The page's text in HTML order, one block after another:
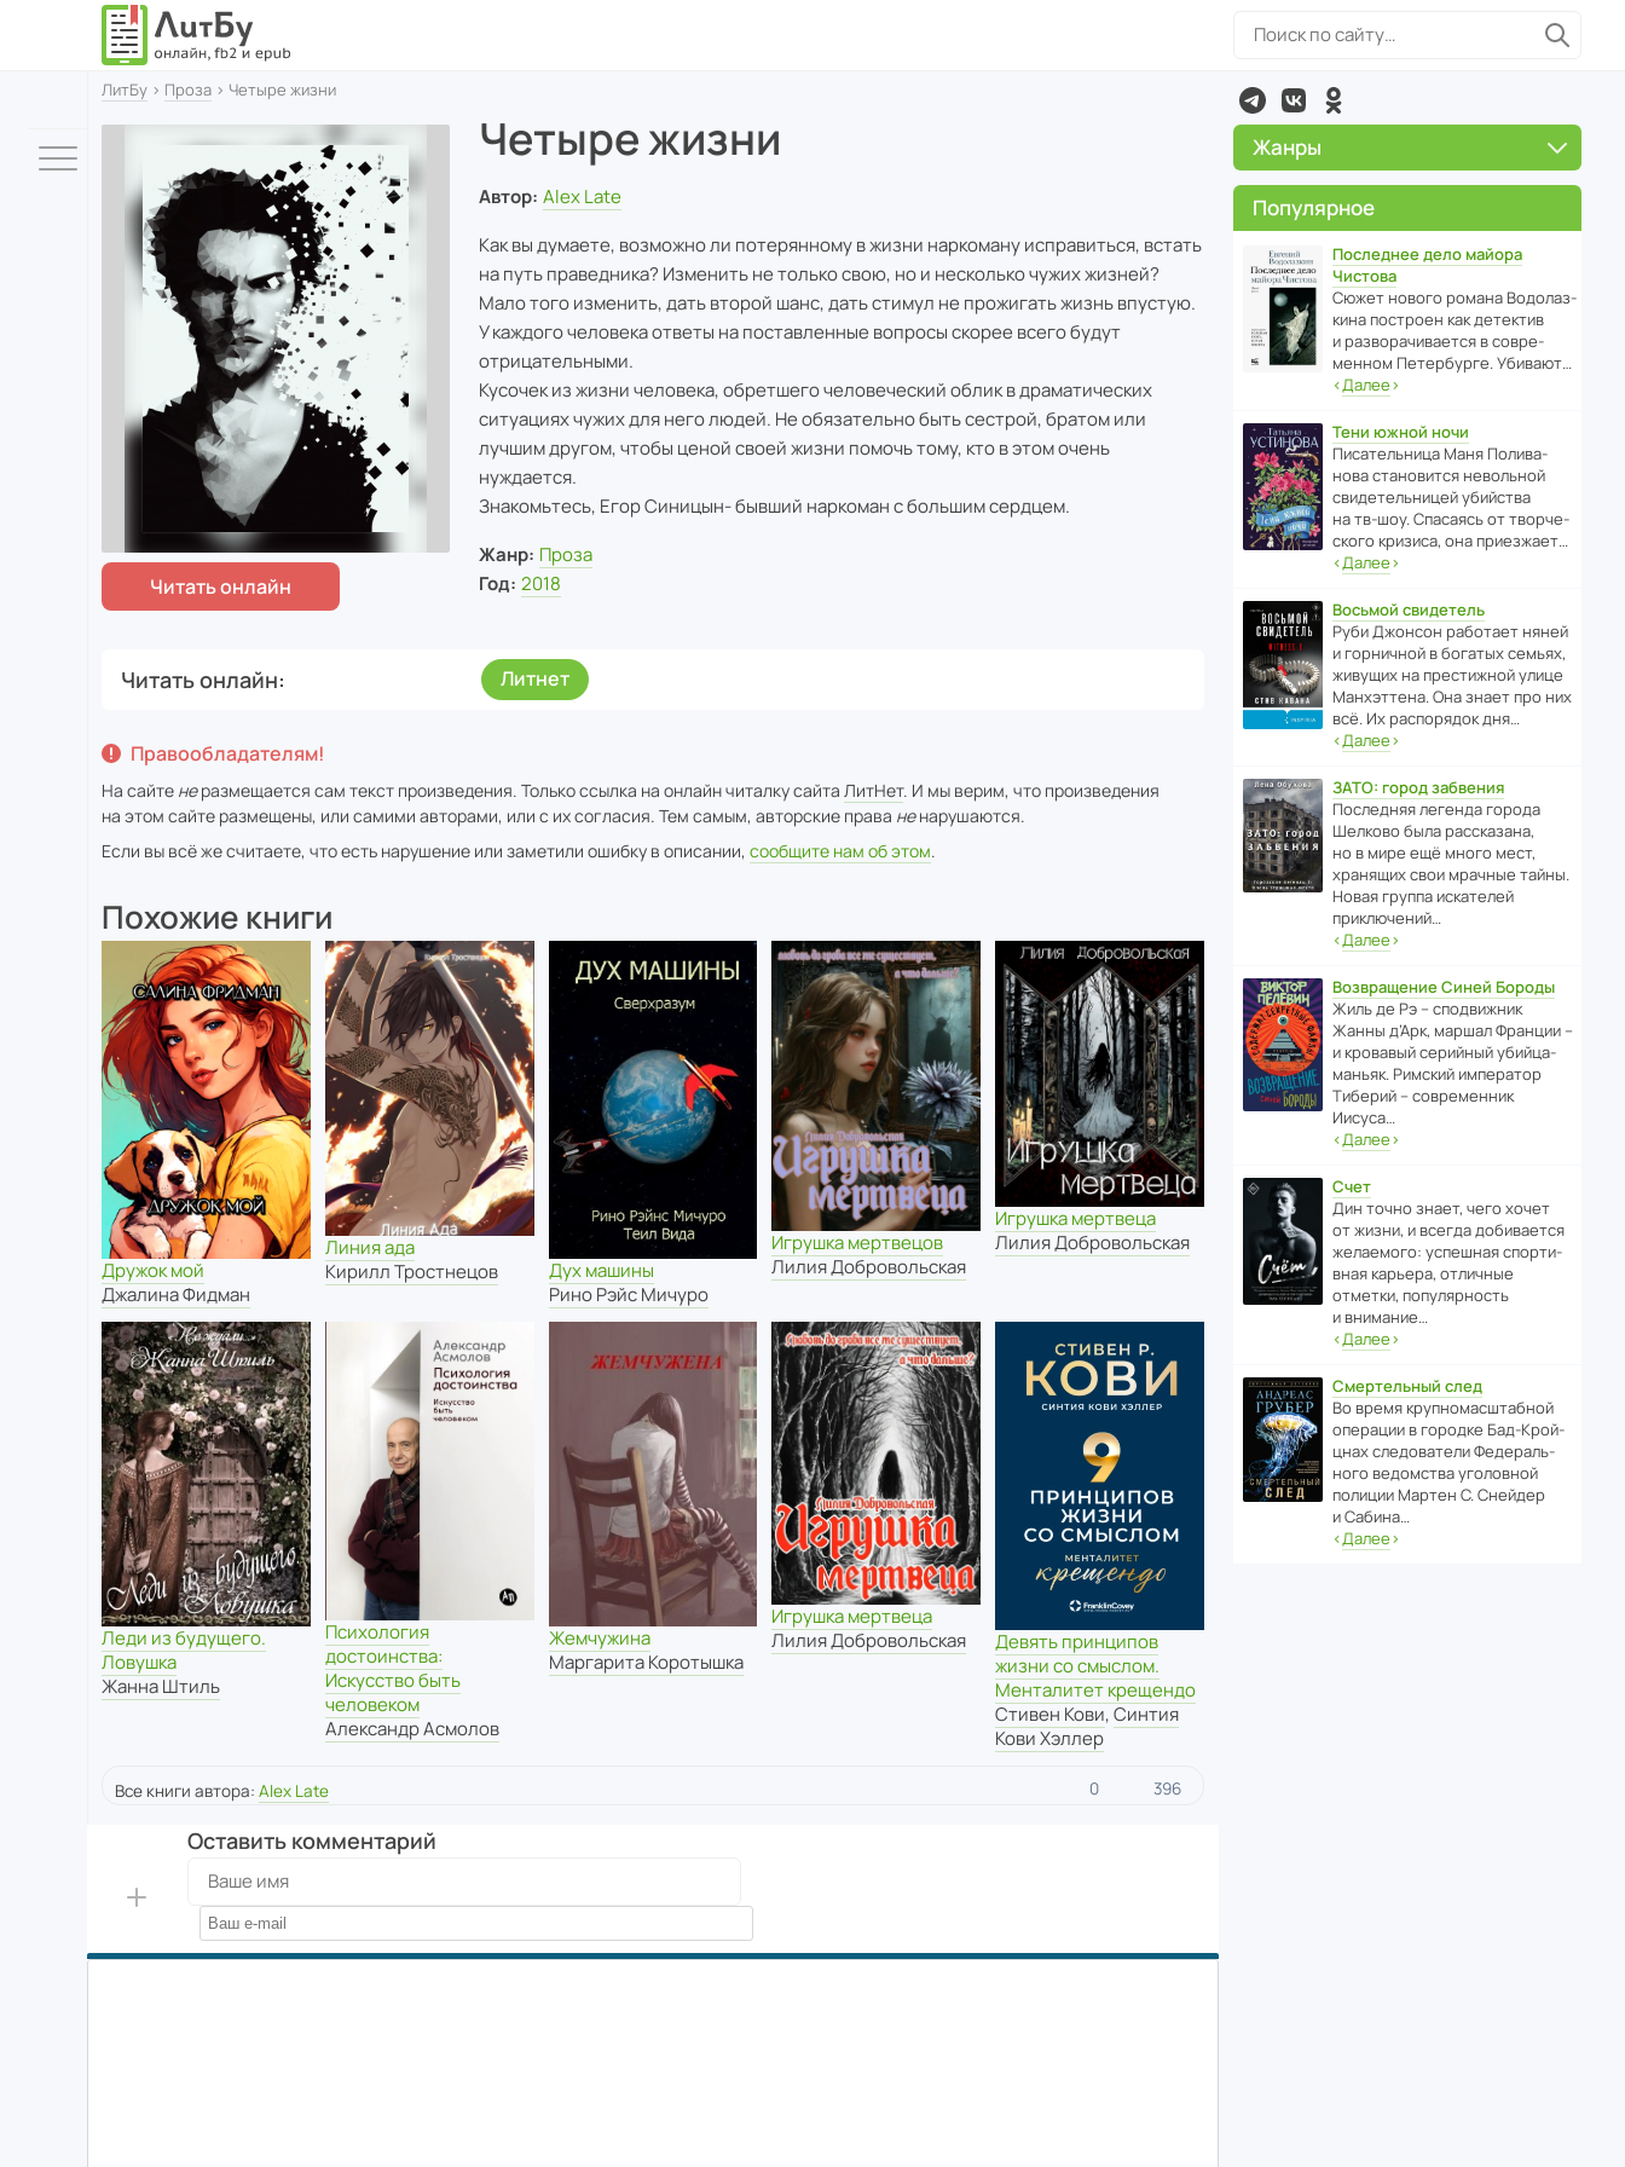
ЛитБу › Проза › Четыре жизни
Четыре жизни
Автор: Alex Late
Как вы думаете, возможно ли потерянному в жизни наркоману исправиться, встать
на путь праведника? Изменить не только свою, но и несколько чужих жизней?
Мало того изменить, дать второй шанс, дать стимул не прожигать жизнь впустую.
У каждого человека ответы на поставленные вопросы скорее всего будут
отрицательными.
Кусочек из жизни человека, обретшего человеческий облик в драматических
ситуациях чужих для него людей. Не обязательно быть сестрой, братом или
лучшим другом, чтобы ценой своей жизни помочь тому, кто в этом очень
нуждается.
Знакомьтесь, Егор Синицын- бывший наркоман с большим сердцем.
Жанр: Проза
Год: 2018
Читать онлайн Литнет
Правообладателям!
На сайте неразмещается сам текст произведения. Только ссылка на онлайн читалку сайта ЛитНет. И мы верим, что произведения
на этом сайте размещены, или самими авторами, или с их согласия. Тем самым, авторские права ненарушаются.
Если вы всё же считаете, что есть нарушение или заметили ошибку в описании, сообщите нам об этом.
Похожие книги
Дружок мой
Джалина Фидман
Линия ада
Кирилл Тростнецов
Дух машины
Рино Рэйс Мичуро
Игрушка мертвецов
Лилия Добровольская
Игрушка мертвеца
Лилия Добровольская
Леди из будущего.
Ловушка
Жанна Штиль
Психология
достоинства:
Искусство быть
человеком
Александр Асмолов
Жемчужина
Маргарита Коротышка
Игрушка мертвеца
Лилия Добровольская
Девять принципов
жизни со смыслом.
Менталитет крещендо
Стивен Кови,Синтия
Кови Хэллер
Все книги автора: Alex Late 0 396
Оставить комментарий
Жанры
Популярное
Последнее дело майора
Чистова
Сюжет нового романа Водо­ла­з­
кина пост­роен как дете­ктив
и разво­ра­чи­ва­ется в совре­
менном Пете­р­бурге. Убивают…
‹Далее›
Тени южной ночи
Писа­тель­ница Маня Поли­ва­
нова стано­вится невольной
свиде­тель­ницей убийства
на тв-шоу. Спасаясь от твор­че­
с­кого кризиса, она приезжает…
‹Далее›
Восьмой свидетель
Руби Джонсон рабо­тает няней
и горни­чной в богатых семьях,
живущих на прес­ти­жной улице
Манх­эт­тена. Она знает про них
всё. Их распо­рядок дня…
‹Далее›
ЗАТО: город забвения
После­дняя легенда города
Шелково была расска­зана,
но в мире ещё много мест,
хранящих свои мрачные тайны.
Новая группа иска­телей
приключений…
‹Далее›
Возвращение Синей Бороды
Жиль де Рэ – спод­ви­жник
Жанны д’Арк, маршал Франции –
и кровавый серийный убийца-
маньяк. Римский импе­ратор
Тиберий – совре­менник
Иисуса…
‹Далее›
Счет
Дин точно знает, чего хочет
от жизни, и всегда доби­ва­ется
жела­е­мого: успе­шная спор­ти­
вная карьера, отли­чные
отметки, попу­ля­р­ность
и внимание…
‹Далее›
Смертельный след
Во время круп­но­мас­ш­та­бной
операции в городке Бад‑Крой­
цнах следо­ва­тели Феде­раль­
ного ведомства уголо­вной
полиции Мартен С. Снейдер
и Сабина…
‹Далее›